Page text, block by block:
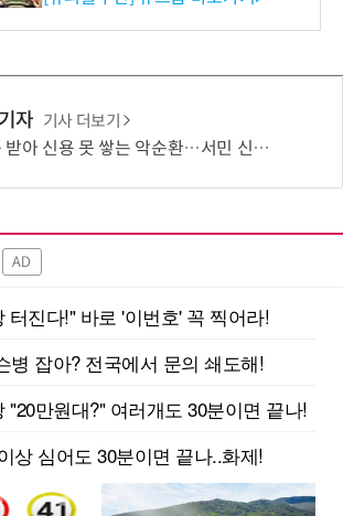
자 기사 더보기
신용 못 쌓는 악순환…서민 신용평가 사각지대 메운다
AD